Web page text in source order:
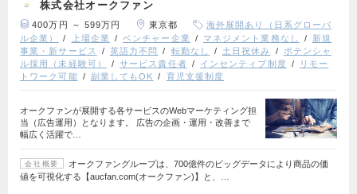
株式会社オークファン
400万円 ～ 599万円 東京都
海外展開あり（日系グローバ
ル企業）
上場企業 ベンチャー企業 マネジメント業務なし
新規
事業・新サービス
英語力不問 転勤なし 土日祝休み
ポテンシャ
ル採用（未経験可）
サービス責任者 インセンティブ制度
リモー
トワーク可能
副業してもOK 育児支援制度
オークファンが展開する各サービスのWebマーケティング担
当（広告運用）となります。 広告の企画・運用・改善まで
幅広く活躍で…
会社概要
オークファングループは、700億件のビッグデータにより商品の価
値を可視化する【aucfan.com(オークファン)】と、…